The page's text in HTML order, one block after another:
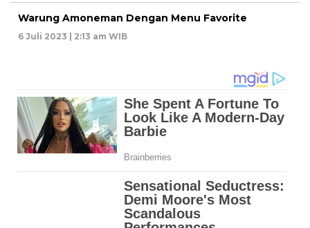
Warung Amoneman Dengan Menu Favorite
6 Juli 2023 | 2:13 am WIB